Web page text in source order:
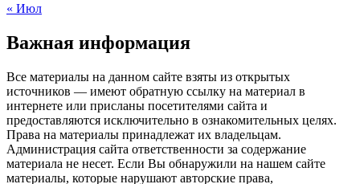
« Июл
Важная информация
Все материалы на данном сайте взяты из открытых
источников — имеют обратную ссылку на материал в
интернете или присланы посетителями сайта и
предоставляются исключительно в ознакомительных целях.
Права на материалы принадлежат их владельцам.
Администрация сайта ответственности за содержание
материала не несет. Если Вы обнаружили на нашем сайте
материалы, которые нарушают авторские права,